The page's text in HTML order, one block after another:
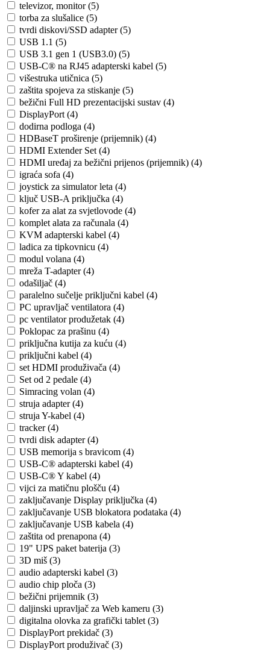
televizor, monitor (5)
torba za slušalice (5)
tvrdi diskovi/SSD adapter (5)
USB 1.1 (5)
USB 3.1 gen 1 (USB3.0) (5)
USB-C® na RJ45 adapterski kabel (5)
višestruka utičnica (5)
zaštita spojeva za stiskanje (5)
bežični Full HD prezentacijski sustav (4)
DisplayPort (4)
dodirna podloga (4)
HDBaseT proširenje (prijemnik) (4)
HDMI Extender Set (4)
HDMI uređaj za bežični prijenos (prijemnik) (4)
igraća sofa (4)
joystick za simulator leta (4)
ključ USB-A priključka (4)
kofer za alat za svjetlovode (4)
komplet alata za računala (4)
KVM adapterski kabel (4)
ladica za tipkovnicu (4)
modul volana (4)
mreža T-adapter (4)
odašiljač (4)
paralelno sučelje priključni kabel (4)
PC upravljač ventilatora (4)
pc ventilator produžetak (4)
Poklopac za prašinu (4)
priključna kutija za kuću (4)
priključni kabel (4)
set HDMI produživača (4)
Set od 2 pedale (4)
Simracing volan (4)
struja adapter (4)
struja Y-kabel (4)
tracker (4)
tvrdi disk adapter (4)
USB memorija s bravicom (4)
USB-C® adapterski kabel (4)
USB-C® Y kabel (4)
vijci za matičnu plošču (4)
zaključavanje Display priključka (4)
zaključavanje USB blokatora podataka (4)
zaključavanje USB kabela (4)
zaštita od prenapona (4)
19" UPS paket baterija (3)
3D miš (3)
audio adapterski kabel (3)
audio chip ploča (3)
bežični prijemnik (3)
daljinski upravljač za Web kameru (3)
digitalna olovka za grafički tablet (3)
DisplayPort prekidač (3)
DisplayPort produživač (3)